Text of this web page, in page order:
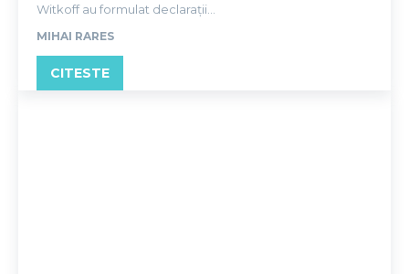
Witkoff au formulat declarații...
MIHAI RARES
CITESTE